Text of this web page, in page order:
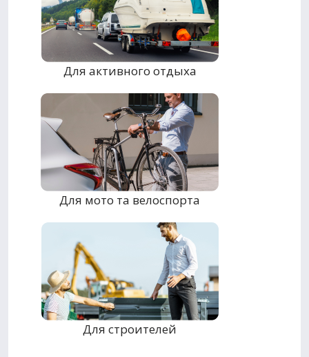
Для активного отдыха
Для мото та велоспорта
Для строителей